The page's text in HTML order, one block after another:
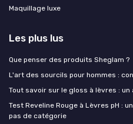
Maquillage luxe
Les plus lus
Que penser des produits Sheglam ?
L'art des sourcils pour hommes :
Tout savoir sur le gloss à lèvres :
Test Reveline Rouge à Lèvres pH :
pas de catégorie